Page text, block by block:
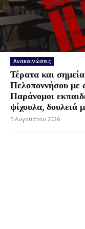
Ανακοινώσεις
Τέρατα και
Πελοποννήσου με
Παράνομοι
ψίχουλα, δουλειά
5 Αυγούστου 2026